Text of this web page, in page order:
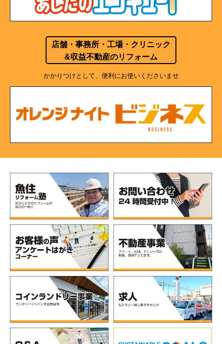
店舗・事務所・工場・クリニック
&収益不動産のリフォーム
かかりつけとして、便利にお使いくださいませ